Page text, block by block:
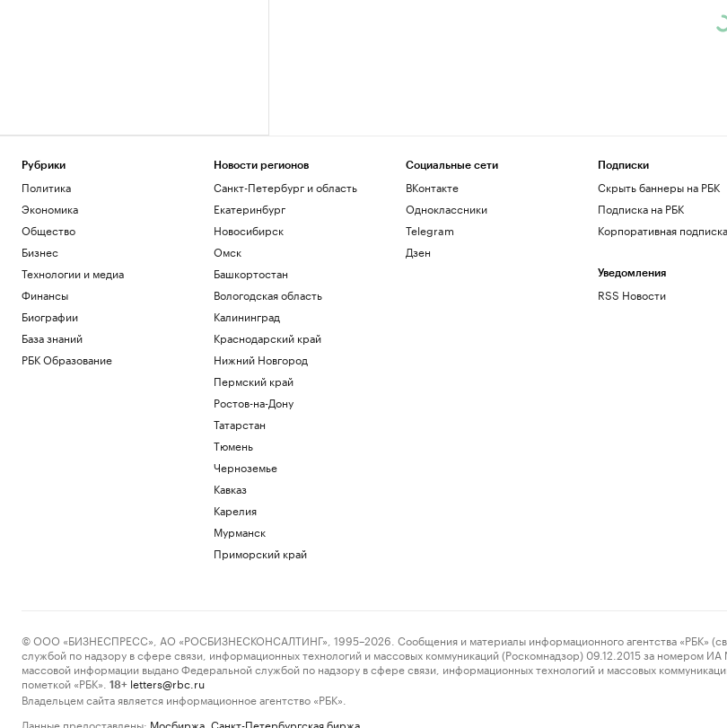
Рубрики
Политика
Экономика
Общество
Бизнес
Технологии и медиа
Финансы
Биографии
База знаний
РБК Образование
Новости регионов
Санкт-Петербург и область
Екатеринбург
Новосибирск
Омск
Башкортостан
Вологодская область
Калининград
Краснодарский край
Нижний Новгород
Пермский край
Ростов-на-Дону
Татарстан
Тюмень
Черноземье
Кавказ
Карелия
Мурманск
Приморский край
Социальные сети
ВКонтакте
Одноклассники
Telegram
Дзен
Подписки
Скрыть баннеры на РБК
Подписка на РБК
Корпоративная подписка
Уведомления
RSS Новости
© ООО «БИЗНЕСПРЕСС», АО «РОСБИЗНЕСКОНСАЛТИНГ», 1995–2026. Сообщения и материалы информационного агентства «РБК»
службой по надзору в сфере связи, информационных технологий и массовых коммуникаций (Роскомнадзор) 09.12.2015 за номером
массовой информации выдано Федеральной службой по надзору в сфере связи, информационных технологий и массовых
пометкой «РБК».
18+ letters@rbc.ru
Владельцем сайта является информационное агентство «РБК».
Данные предоставлены: Мосбиржа Санкт-Петербургская биржа